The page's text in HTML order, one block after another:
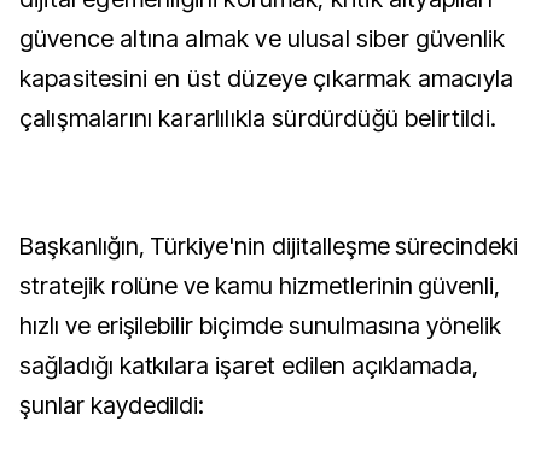
güvence altına almak ve ulusal siber güvenlik
kapasitesini en üst düzeye çıkarmak amacıyla
çalışmalarını kararlılıkla sürdürdüğü belirtildi.
Başkanlığın, Türkiye'nin dijitalleşme sürecindeki
stratejik rolüne ve kamu hizmetlerinin güvenli,
hızlı ve erişilebilir biçimde sunulmasına yönelik
sağladığı katkılara işaret edilen açıklamada,
şunlar kaydedildi: